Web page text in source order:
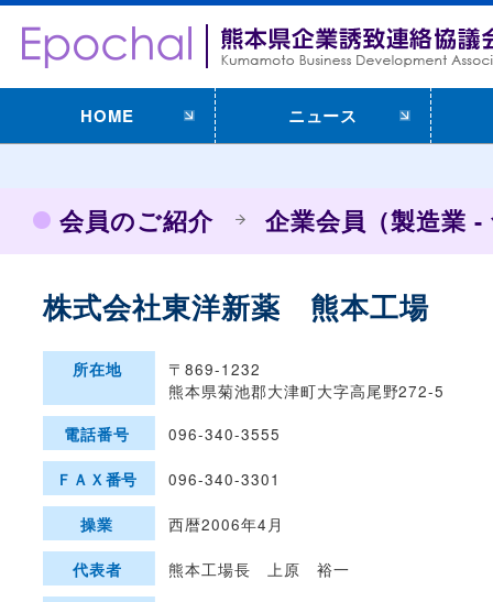
HOME ニュース
会員のご紹介 企業会員（製造業
株式会社東洋新薬 熊本工場
所在地
〒869-1232
熊本県菊池郡大津町大字高尾野272-5
電話番号 096-340-3555
ＦＡＸ番号 096-340-3301
操業 西暦2006年4月
代表者 熊本工場長 上原 裕一